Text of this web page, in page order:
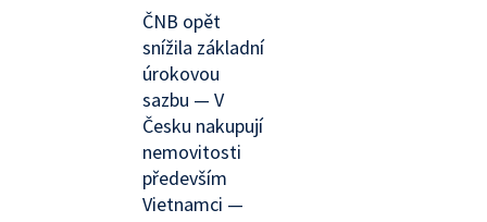
ČNB opět
snížila základní
úrokovou
sazbu — V
Česku nakupují
nemovitosti
především
Vietnamci —